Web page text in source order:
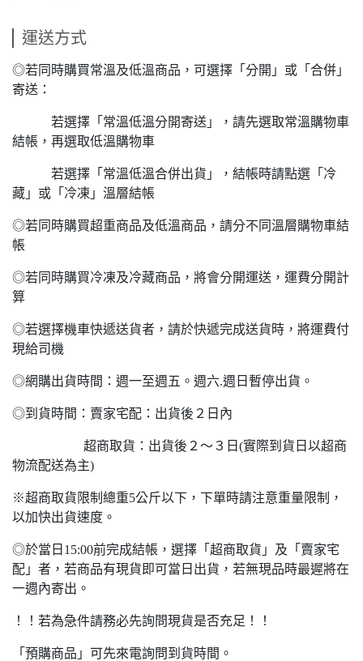
運送方式
◎若同時購買常溫及低溫商品，可選擇「分開」或「合併」
寄送：
若選擇「常溫低溫分開寄送」，請先選取常溫購物車
結帳，再選取低溫購物車
若選擇「常溫低溫合併出貨」，結帳時請點選「冷
藏」或「冷凍」溫層結帳
◎若同時購買超重商品及低溫商品，請分不同溫層購物車結
帳
◎若同時購買冷凍及冷藏商品，將會分開運送，運費分開計
算
◎若選擇機車快遞送貨者，請於快遞完成送貨時，將運費付
現給司機
◎網購出貨時間：週一至週五。週六.週日暫停出貨。
◎到貨時間：賣家宅配：出貨後２日內
超商取貨：出貨後２～３日(實際到貨日以超商
物流配送為主)
※超商取貨限制總重5公斤以下，下單時請注意重量限制，
以加快出貨速度。
◎於當日15:00前完成結帳，選擇「超商取貨」及「賣家宅
配」者，若商品有現貨即可當日出貨，若無現品時最遲將在
一週內寄出。
！！若為急件請務必先詢問現貨是否充足！！
「預購商品」可先來電詢問到貨時間。